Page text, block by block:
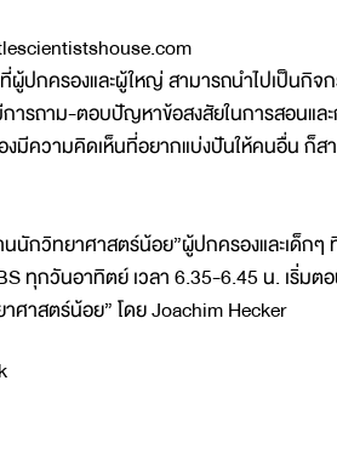
ผู้ปกครองและผู้ใหญ่ สามารถนำไปเป็นกิจ
รถาม-ตอบปัญหาข้อสงสัยในการสอนแล
งมีความคิดเห็นที่อยากแบ่งปันให้คนอื่น ก็ส
นักวิทยาศาสตร์น้อย”ผู้ปกครองและเด็ก
ทุกวันอาทิตย์ เวลา 6.35-6.45 น. เริ่ม
ศาสตร์น้อย” โดย Joachim Hecker